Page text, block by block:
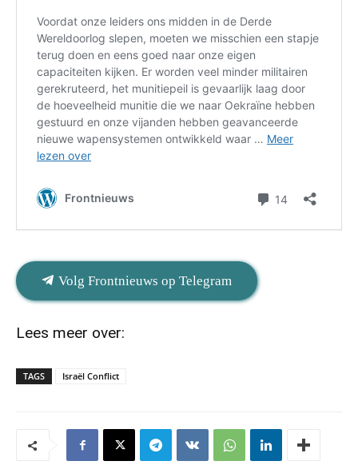
Volg Frontnieuws op Telegram
Lees meer over:
TAGS Israël Conflict